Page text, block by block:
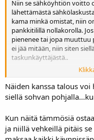
Niin se sähköyhtiön voitto
lähettämästä
kama minkä omistat, niin
pankkitilillä nollakorolla.
pienenee tai jopa muuttuu
ei jää mitään, niin siten
taskunkäyttäjästä..
Onko tarpeeksi
kotisohvalla olla tekemättä
Näiden kanssa talous
siellä sohvan
Kun näitä tämmösiä
ja niillä vehkeillä pitäis